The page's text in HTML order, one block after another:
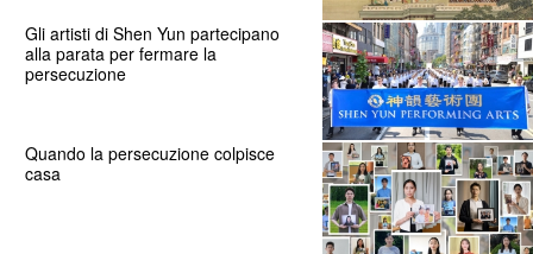
Gli artisti di Shen Yun partecipano
alla parata per fermare la
persecuzione
Quando la persecuzione colpisce
casa